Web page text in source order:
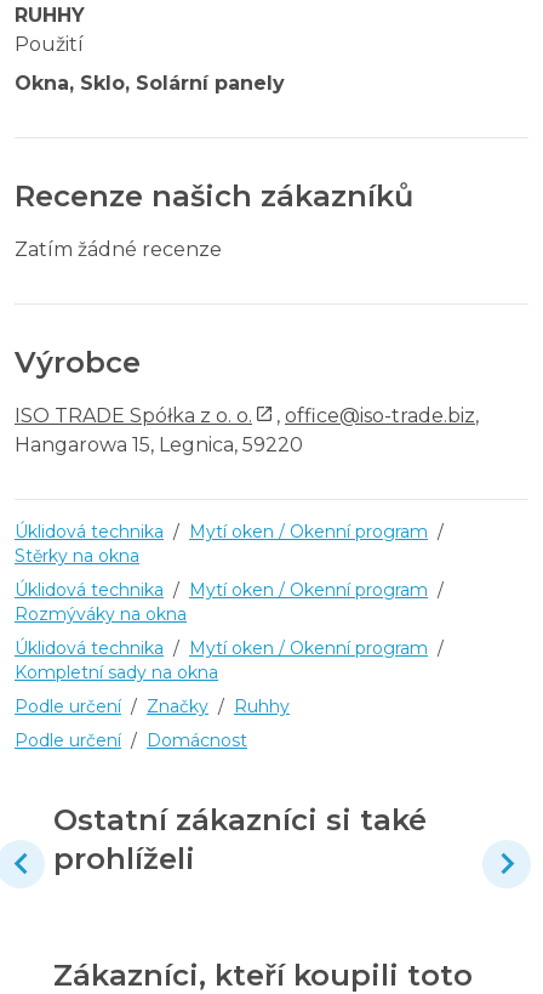
RUHHY
Použití
Okna, Sklo, Solární panely
Recenze našich zákazníků
Zatím žádné recenze
Výrobce
ISO TRADE Spółka z o. o. , office@iso-trade.biz,
Hangarowa 15, Legnica, 59220
Úklidová technika / Mytí oken / Okenní program /
Stěrky na okna
Úklidová technika / Mytí oken / Okenní program /
Rozmýváky na okna
Úklidová technika / Mytí oken / Okenní program /
Kompletní sady na okna
Podle určení / Značky / Ruhhy
Podle určení / Domácnost
Ostatní zákazníci si také
prohlíželi
Zákazníci, kteří koupili toto